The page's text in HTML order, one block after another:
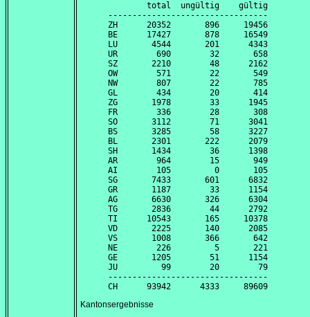
        total  ungültig    gültig
---------------------------------
ZH      20352       896     19456
BE      17427       878     16549
LU       4544       201      4343
UR        690        32       658
SZ       2210        48      2162
OW        571        22       549
NW        807        22       785
GL        434        20       414
ZG       1978        33      1945
FR        336        28       308
SO       3112        71      3041
BS       3285        58      3227
BL       2301       222      2079
SH       1434        36      1398
AR        964        15       949
AI        105         0       105
SG       7433       601      6832
GR       1187        33      1154
AG       6630       326      6304
TG       2836        44      2792
TI      10543       165     10378
VD       2225       140      2085
VS       1008       366       642
NE        226         5       221
GE       1205        51      1154
JU         99        20        79
---------------------------------
Kantonsergebnisse